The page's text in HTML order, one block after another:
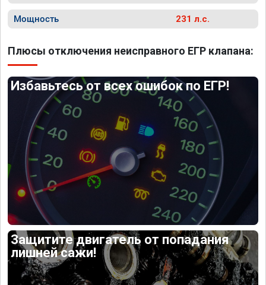
Мощность 231 л.с.
Плюсы отключения неисправного ЕГР клапана:
Избавьтесь от всех ошибок по ЕГР!
Защитите двигатель от попадания
лишней сажи!